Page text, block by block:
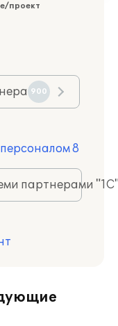
проект
900
8
партнерами